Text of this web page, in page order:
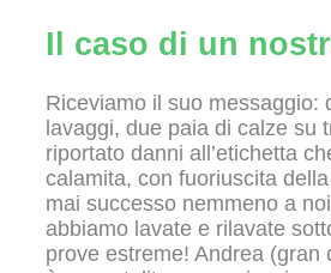
Il caso di un
Riceviamo il suo messaggio:
lavaggi, due paia di calze su
riportato danni all’etichetta
calamita, con fuoriuscita
mai successo nemmeno a
abbiamo lavate e rilavate
prove estreme! Andrea (gran